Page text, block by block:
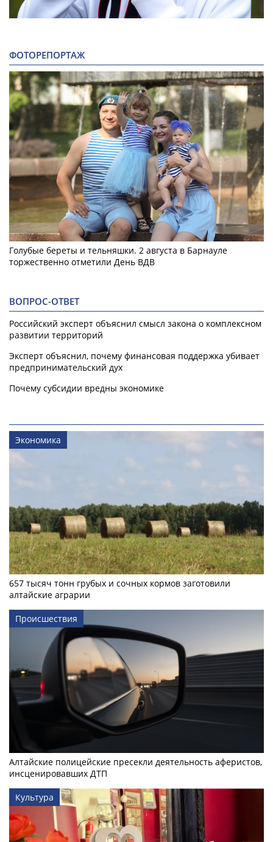
ФОТОРЕПОРТАЖ
Голубые береты и тельняшки. 2 августа в Барнауле
торжественно отметили День ВДВ
ВОПРОС-ОТВЕТ
Российский эксперт объяснил смысл закона о комплексном
развитии территорий
Эксперт объяснил, почему финансовая поддержка убивает
предпринимательский дух
Почему субсидии вредны экономике
Экономика
657 тысяч тонн грубых и сочных кормов заготовили
алтайские аграрии
Происшествия
Алтайские полицейские пресекли деятельность аферистов,
инсценировавших ДТП
Культура